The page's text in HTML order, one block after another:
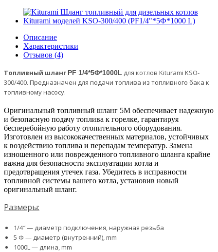
Описание
Характеристики
Отзывов (4)
Топливный шланг PF 1/4*5Φ*1000L для котлов Kiturami KSO-
300/400. Предназначен для подачи топлива из топливного бака к
топливному насосу.
Оригинальный топливный шланг 5M обеспечивает надежную
и безопасную подачу топлива к горелке, гарантируя
бесперебойную работу отопительного оборудования.
Изготовлен из высококачественных материалов, устойчивых
к воздействию топлива и перепадам температур. Замена
изношенного или поврежденного топливного шланга крайне
важна для безопасности эксплуатации котла и
предотвращения утечек газа. Убедитесь в исправности
топливной системы вашего котла, установив новый
оригинальный шланг.
Размеры:
1/4″ — диаметр подключения, наружная резьба
5 Φ — диаметр (внутренний), mm
1000L — длина, mm